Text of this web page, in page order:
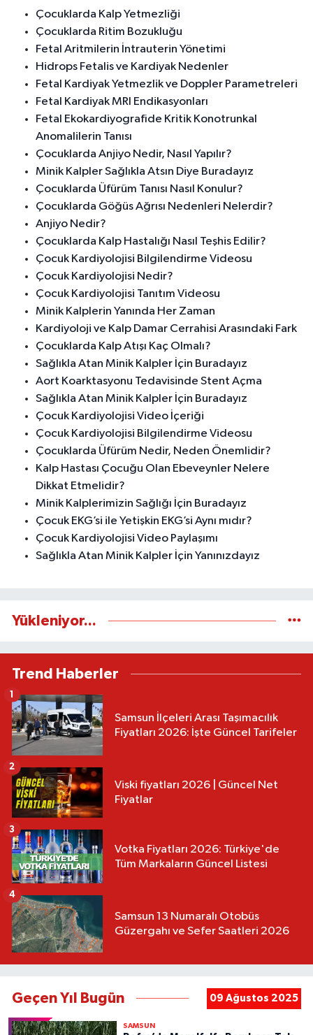
Çocuklarda Kalp Yetmezliği
Çocuklarda Ritim Bozukluğu
Fetal Aritmilerin İntrauterin Yönetimi
Hidrops Fetalis ve Kardiyak Nedenler
Fetal Kardiyak Yetmezlik ve Doppler Parametreleri
Fetal Kardiyak MRI Endikasyonları
Fetal Ekokardiyografide Kritik Konotrunkal
Anomalilerin Tanısı
Çocuklarda Anjiyo Nedir, Nasıl Yapılır?
Minik Kalpler Sağlıkla Atsın Diye Buradayız
Çocuklarda Üfürüm Tanısı Nasıl Konulur?
Çocuklarda Göğüs Ağrısı Nedenleri Nelerdir?
Anjiyo Nedir?
Çocuklarda Kalp Hastalığı Nasıl Teşhis Edilir?
Çocuk Kardiyolojisi Bilgilendirme Videosu
Çocuk Kardiyolojisi Nedir?
Çocuk Kardiyolojisi Tanıtım Videosu
Minik Kalplerin Yanında Her Zaman
Kardiyoloji ve Kalp Damar Cerrahisi Arasındaki Fark
Çocuklarda Kalp Atışı Kaç Olmalı?
Sağlıkla Atan Minik Kalpler İçin Buradayız
Aort Koarktasyonu Tedavisinde Stent Açma
Sağlıkla Atan Minik Kalpler İçin Buradayız
Çocuk Kardiyolojisi Video İçeriği
Çocuk Kardiyolojisi Bilgilendirme Videosu
Çocuklarda Üfürüm Nedir, Neden Önemlidir?
Kalp Hastası Çocuğu Olan Ebeveynler Nelere
Dikkat Etmelidir?
Minik Kalplerimizin Sağlığı İçin Buradayız
Çocuk EKG’si ile Yetişkin EKG’si Aynı mıdır?
Çocuk Kardiyolojisi Video Paylaşımı
Sağlıkla Atan Minik Kalpler İçin Yanınızdayız
Yükleniyor...
Trend Haberler
Samsun İlçeleri Arası Taşımacılık
Fiyatları 2026: İşte Güncel Tarifeler
1
Viski fiyatları 2026 | Güncel Net
Fiyatlar
2
Votka Fiyatları 2026: Türkiye'de
Tüm Markaların Güncel Listesi
3
Samsun 13 Numaralı Otobüs
Güzergahı ve Sefer Saatleri 2026
4
Geçen Yıl Bugün 09 Ağustos 2025
SAMSUN